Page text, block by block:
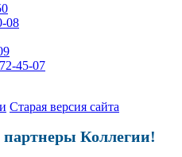
08
45-07
Старая версия сайта
Коллегии!